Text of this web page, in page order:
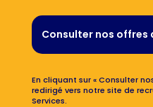
Consulter nos offres
En cliquant sur « Consulter
redirigé vers notre site de
Services.